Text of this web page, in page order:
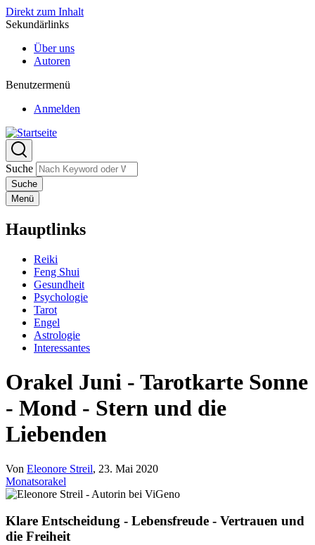
Direkt zum Inhalt
Sekundärlinks
Über uns
Autoren
Benutzermenü
Anmelden
Suche
Menü
Hauptlinks
Reiki
Feng Shui
Gesundheit
Psychologie
Tarot
Engel
Astrologie
Interessantes
Orakel Juni - Tarotkarte Sonne
- Mond - Stern und die
Liebenden
Von Eleonore Streil, 23. Mai 2020
Monatsorakel
Klare Entscheidung - Lebensfreude - Vertrauen und
die Freiheit